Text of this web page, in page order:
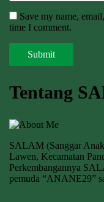
Save my name,
time I comment.
Tentang
SALAM (Sanggar
Lawen, Kecamatan
Perkembangannya
pemuda “ANANE29”